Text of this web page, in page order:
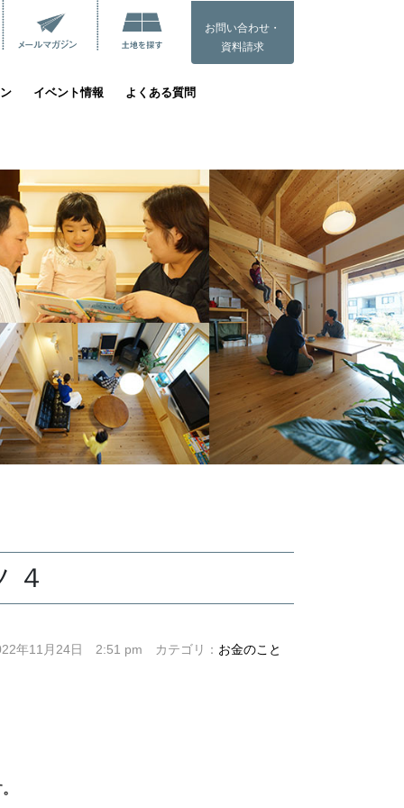
お問い合わせ・
資料請求
イベント情報 よくある質問
４
年11月24日 2:51 pm カテゴリ： お金のこと